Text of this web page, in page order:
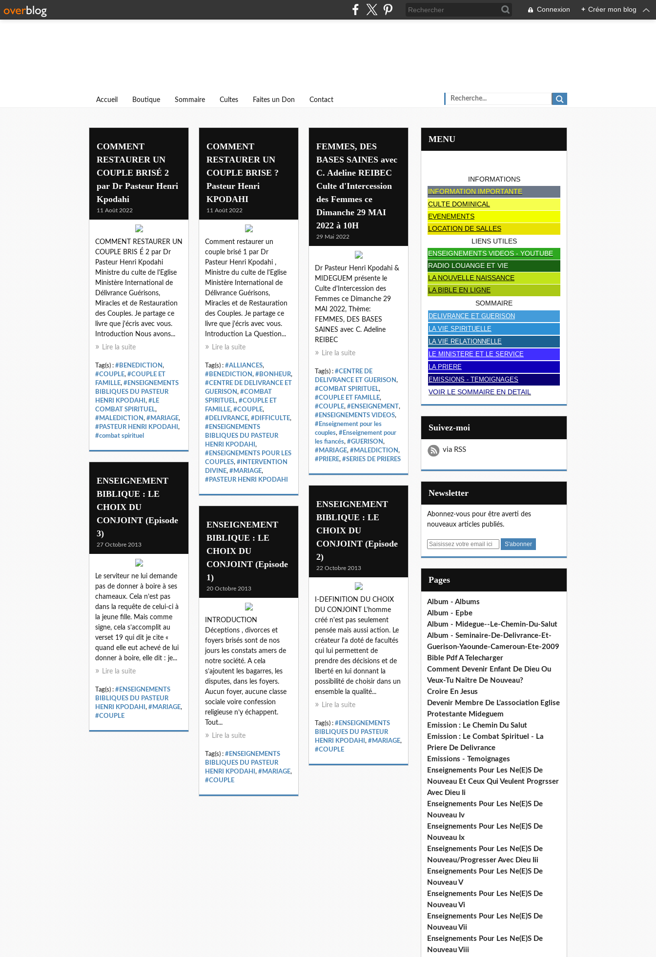
Connexion + Créer mon blog
Accueil Boutique Sommaire Cultes Faites un Don Contact
couple
COMMENT
RESTAURER UN
COUPLE BRISÉ 2
par Dr Pasteur Henri
Kpodahi
11 Août 2022
COMMENT RESTAURER UN
COUPLE BRIS É 2 par Dr
Pasteur Henri Kpodahi
Ministre du culte de l'Eglise
Ministère International de
Délivrance Guérisons,
Miracles et de Restauration
des Couples. Je partage ce
livre que j'écris avec vous.
Introduction Nous avons...
Lire la suite
Tag(s) : #BENEDICTION,
#COUPLE, #COUPLE ET
FAMILLE, #ENSEIGNEMENTS
BIBLIQUES DU PASTEUR
HENRI KPODAHI , #LE
COMBAT SPIRITUEL,
#MALEDICTION, #MARIAGE,
#PASTEUR HENRI KPODAHI ,
#combat spirituel
COMMENT
RESTAURER UN
COUPLE BRISE ?
Pasteur Henri
KPODAHI
11 Août 2022
Comment restaurer un
couple brisé 1 par Dr
Pasteur Henri Kpodahi ,
Ministre du culte de l'Eglise
Ministère International de
Délivrance Guérisons,
Miracles et de Restauration
des Couples. Je partage ce
livre que j'écris avec vous.
Introduction La Question...
Lire la suite
Tag(s) : #ALLIANCES,
#BENEDICTION, #BONHEUR,
#CENTRE DE DELIVRANCE ET
GUERISON, #COMBAT
SPIRITUEL, #COUPLE ET
FAMILLE, #COUPLE,
#DELIVRANCE, #DIFFICULTE,
#ENSEIGNEMENTS
BIBLIQUES DU PASTEUR
HENRI KPODAHI ,
#ENSEIGNEMENTS POUR LES
COUPLES, #INTERVENTION
DIVINE, #MARIAGE,
#PASTEUR HENRI KPODAHI
FEMMES, DES
BASES SAINES avec
C. Adeline REIBEC
Culte d'Intercession
des Femmes ce
Dimanche 29 MAI
2022 à 10H
29 Mai 2022
Dr Pasteur Henri Kpodahi &
MIDEGUEM présente le
Culte d'Intercession des
Femmes ce Dimanche 29
MAI 2022, Thème:
FEMMES, DES BASES
SAINES avec C. Adeline
REIBEC
Lire la suite
Tag(s) : #CENTRE DE
DELIVRANCE ET GUERISON,
#COMBAT SPIRITUEL,
#COUPLE ET FAMILLE,
#COUPLE, #ENSEIGNEMENT,
#ENSEIGNEMENTS VIDEOS,
#Enseignement pour les
couples, #Enseignement pour
les fiancés, #GUERISON,
#MARIAGE, #MALEDICTION,
#PRIERE, #SERIES DE PRIERES
ENSEIGNEMENT
BIBLIQUE : LE
CHOIX DU
CONJOINT (Episode
3)
27 Octobre 2013
Le serviteur ne lui demande
pas de donner à boire à ses
chameaux. Cela n’est pas
dans la requête de celui-ci à
la jeune fille. Mais comme
signe, cela s’accomplit au
verset 19 qui dit je cite «
quand elle eut achevé de lui
donner à boire, elle dit : je...
Lire la suite
Tag(s) : #ENSEIGNEMENTS
BIBLIQUES DU PASTEUR
HENRI KPODAHI , #MARIAGE,
#COUPLE
ENSEIGNEMENT
BIBLIQUE : LE
CHOIX DU
CONJOINT (Episode
2)
22 Octobre 2013
I-DEFINITION DU CHOIX
DU CONJOINT L'homme
créé n'est pas seulement
pensée mais aussi action. Le
créateur l'a doté de facultés
qui lui permettent de
prendre des décisions et de
liberté en lui donnant la
possibilité de choisir dans un
ensemble la qualité...
Lire la suite
Tag(s) : #ENSEIGNEMENTS
BIBLIQUES DU PASTEUR
HENRI KPODAHI , #MARIAGE,
#COUPLE
ENSEIGNEMENT
BIBLIQUE : LE
CHOIX DU
CONJOINT (Episode
1)
20 Octobre 2013
INTRODUCTION
Déceptions , divorces et
foyers brisés sont de nos
jours les constats amers de
notre société. A cela
s’ajoutent les bagarres, les
disputes, dans les foyers.
Aucun foyer, aucune classe
sociale voire confession
religieuse n’y échappent.
Tout...
Lire la suite
Tag(s) : #ENSEIGNEMENTS
BIBLIQUES DU PASTEUR
HENRI KPODAHI , #MARIAGE,
#COUPLE
MENU
INFORMATIONS
INFORMATION IMPORTANTE
CULTE DOMINICAL
EVENEMENTS
LOCATION DE SALLES
LIENS UTILES
ENSEIGNEMENTS VIDEOS - YOUTUBE
RADIO LOUANGE ET VIE
LA NOUVELLE NAISSANCE
LA BIBLE EN LIGNE
SOMMAIRE
DELIVRANCE ET GUERISON
LA VIE SPIRITUELLE
LA VIE RELATIONNELLE
LE MINISTERE ET LE SERVICE
LA PRIERE
EMISSIONS - TEMOIGNAGES
VOIR LE SOMMAIRE EN DETAIL
Suivez-moi
via RSS
Newsletter
Abonnez-vous pour être averti des
nouveaux articles publiés.
E
Pages
Album - Albums
Album - Epbe
Album - Midegue--Le-Chemin-Du-Salut
Album - Seminaire-De-Delivrance-Et-
Guerison-Yaounde-Cameroun-Ete-2009
Bible Pdf A Telecharger
Comment Devenir Enfant De Dieu Ou
Veux-Tu Naître De Nouveau?
Croire En Jesus
Devenir Membre De L'association Eglise
Protestante Mideguem
Emission : Le Chemin Du Salut
Emission : Le Combat Spirituel - La
Priere De Delivrance
Emissions - Temoignages
Enseignements Pour Les Ne(E)S De
Nouveau Et Ceux Qui Veulent Progrsser
Avec Dieu Ii
Enseignements Pour Les Ne(E)S De
Nouveau Iv
Enseignements Pour Les Ne(E)S De
Nouveau Ix
Enseignements Pour Les Ne(E)S De
Nouveau/Progresser Avec Dieu Iii
Enseignements Pour Les Ne(E)S De
Nouveau V
Enseignements Pour Les Ne(E)S De
Nouveau Vi
Enseignements Pour Les Ne(E)S De
Nouveau Vii
Enseignements Pour Les Ne(E)S De
Nouveau Viii